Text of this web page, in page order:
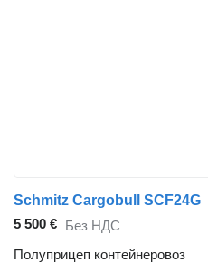
Schmitz Cargobull SCF24G
5 500 € Без НДС
Полуприцеп контейнеровоз